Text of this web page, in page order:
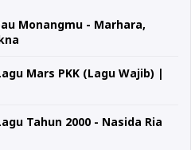
Monangmu - Marhara,
Mars PKK (Lagu Wajib) |
Tahun 2000 - Nasida Ria